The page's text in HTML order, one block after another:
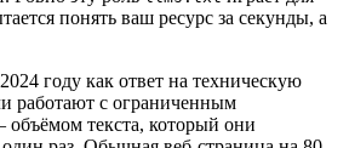
понять ваш ресурс за секунды, а
году как ответ на техническую
работают с ограниченным
текста, который они